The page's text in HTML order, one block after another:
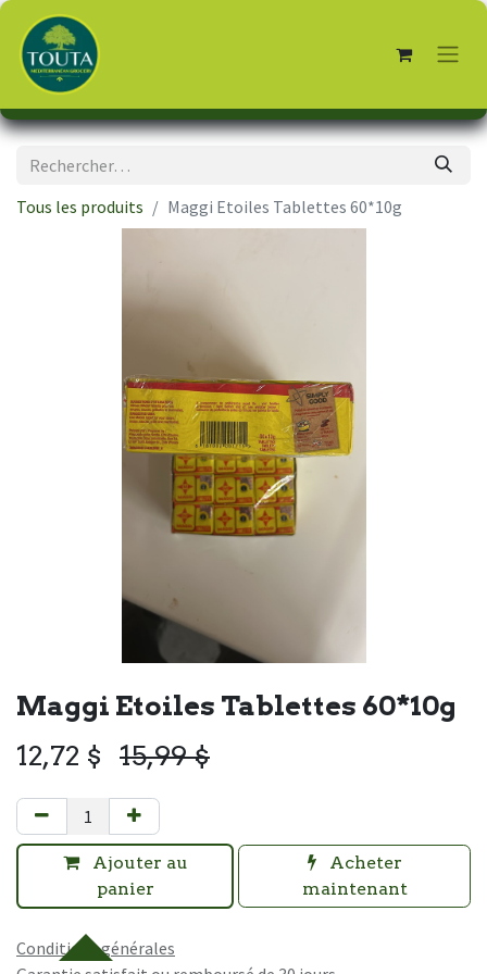
Tous les produits Maggi Etoiles Tablettes 60*10g
Maggi Etoiles Tablettes 60*10g
12,72 $ 15,99$
Ajouter au
panier
Acheter
maintenant
Conditions générales